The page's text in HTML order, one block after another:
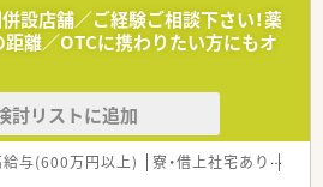
併設店舗／ご経験ご相談下さい！薬
離／OTCに携わりたい方にもオ
討リストに追加
給与(600万円以上) 寮・借上社宅あり